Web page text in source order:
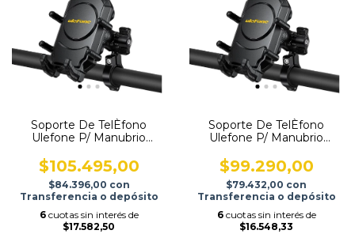
Soporte De TelÈfono
Ulefone P/ Manubrio
$105.495,00
$84.396,00 con
Transferencia o depósito
6 cuotas sin interés de
$17.582,50
Soporte De TelÈfono
Ulefone P/ Manubrio
$99.290,00
$79.432,00 con
Transferencia o depósito
6 cuotas sin interés de
$16.548,33